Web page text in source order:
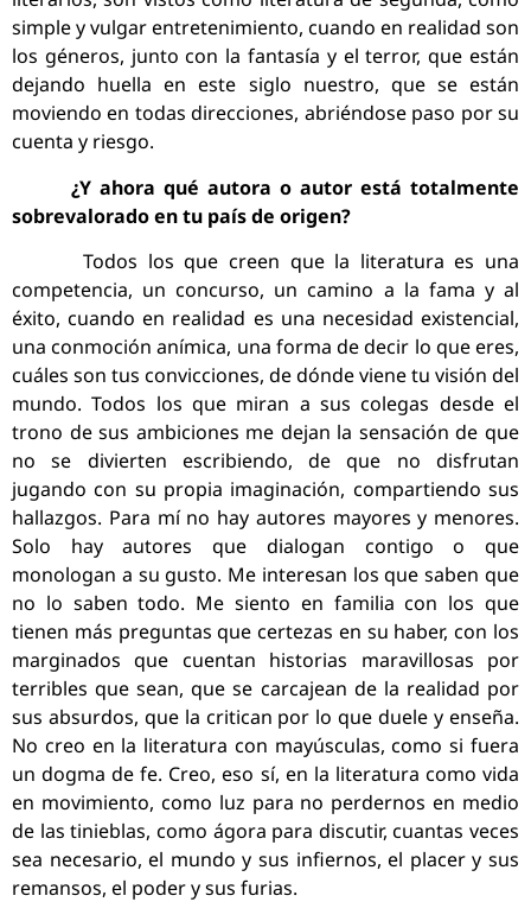
simple y vulgar entretenimiento, cuando en realidad son
los géneros, junto con la fantasía y el terror, que están
dejando huella en este siglo nuestro, que se están
moviendo en todas direcciones, abriéndose paso por su
cuenta y riesgo.
¿Y ahora qué autora o autor está totalmente
sobrevalorado en tu país de origen?
Todos los que creen que la literatura es una
competencia, un concurso, un camino a la fama y al
éxito, cuando en realidad es una necesidad existencial,
una conmoción anímica, una forma de decir lo que eres,
cuáles son tus convicciones, de dónde viene tu visión del
mundo. Todos los que miran a sus colegas desde el
trono de sus ambiciones me dejan la sensación de que
no se divierten escribiendo, de que no disfrutan
jugando con su propia imaginación, compartiendo sus
hallazgos. Para mí no hay autores mayores y menores.
Solo hay autores que dialogan contigo o que
monologan a su gusto. Me interesan los que saben que
no lo saben todo. Me siento en familia con los que
tienen más preguntas que certezas en su haber, con los
marginados que cuentan historias maravillosas por
terribles que sean, que se carcajean de la realidad por
sus absurdos, que la critican por lo que duele y enseña.
No creo en la literatura con mayúsculas, como si fuera
un dogma de fe. Creo, eso sí, en la literatura como vida
en movimiento, como luz para no perdernos en medio
de las tinieblas, como ágora para discutir, cuantas veces
sea necesario, el mundo y sus infiernos, el placer y sus
remansos, el poder y sus furias.